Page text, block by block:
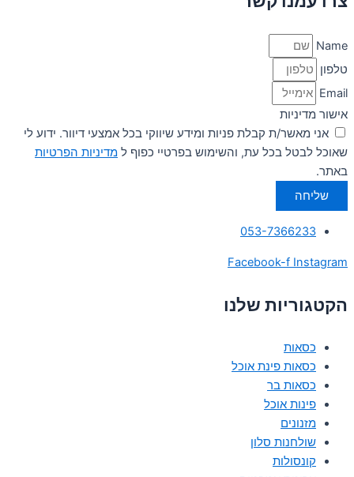
Name
טלפון
Email
אישור מדיניות
אני מאשר/ת קבלת פניות ומידע שיווקי בכל אמצעי דיוור. ידוע לי
שאוכל לבטל בכל עת, והשימוש בפרטיי כפוף ל מדיניות הפרטיות
באתר.
שליחה
053-7366233
Facebook-f Instagram
הקטגוריות שלנו
כסאות
כסאות פינת אוכל
כסאות בר
פינות אוכל
מזנונים
שולחנות סלון
קונסולות